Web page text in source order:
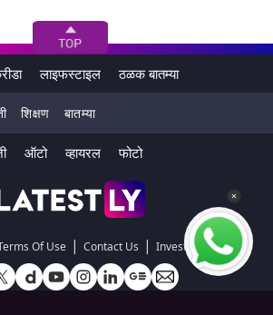
लाइफस्टाइल ठळक बातम्या
शिक्षण बातम्या
ऑटो व्हायरल फोटो
Of Use | Contact Us | Investors